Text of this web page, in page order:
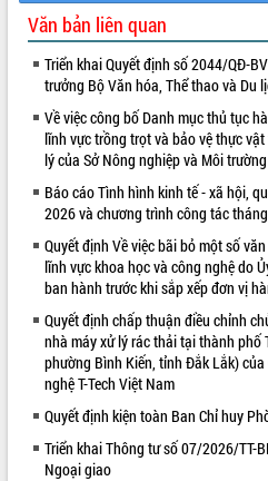
VIDEO
Loading the player...
Khám bệnh, cấp phát thuốc miễn phí
và tặng quà người dân xã Cư Pui
Hội nghị UBND tỉnh Đắk Lắk thường kỳ
tháng 7/2026
Lễ truy tặng danh hiệu “Bà Mẹ Việt
Nam Anh hùng” và trao Huân chương
Lao động
UBND tỉnh Đắk Lắk triển khai nhiệm
vụ 6 tháng cuối năm 2026
ALBUM ẢNH
Văn bản liên quan
Triển khai Quyết định số 2044/QĐ-
trưởng Bộ Văn hóa, Thể thao và Du
Về việc công bố Danh mục thủ tục
lĩnh vực trồng trọt và bảo vệ thực
lý của Sở Nông nghiệp và Môi trường
Báo cáo Tình hình kinh tế - xã hội,
2026 và chương trình công tác
Quyết định Về việc bãi bỏ một số
lĩnh vực khoa học và công nghệ do
ban hành trước khi sắp xếp đơn vị
Quyết định chấp thuận điều chỉnh
nhà máy xử lý rác thải tại thành phố
phường Bình Kiến, tỉnh Đắk Lắk)
nghệ T-Tech Việt Nam
Quyết định kiện toàn Ban Chỉ huy
Triển khai Thông tư số 07/2026/TT-
Ngoại giao